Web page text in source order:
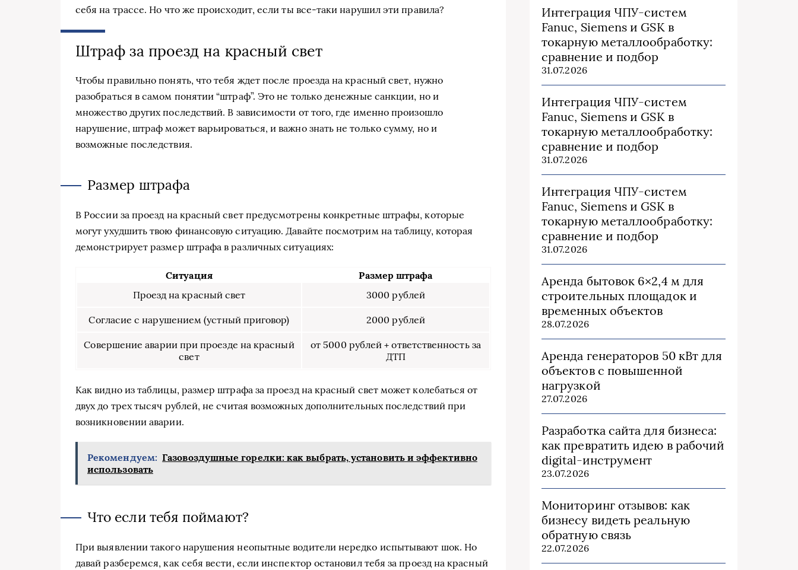
себя на трассе. Но что же происходит, если ты все-таки нарушил эти правила?
Штраф за проезд на красный свет
Чтобы правильно понять, что тебя ждет после проезда на красный свет, нужно
разобраться в самом понятии “штраф”. Это не только денежные санкции, но и
множество других последствий. В зависимости от того, где именно произошло
нарушение, штраф может варьироваться, и важно знать не только сумму, но и
возможные последствия.
Размер штрафа
В России за проезд на красный свет предусмотрены конкретные штрафы, которые
могут ухудшить твою финансовую ситуацию. Давайте посмотрим на таблицу, которая
демонстрирует размер штрафа в различных ситуациях:
Ситуация
Размер штрафа
Проезд на красный свет
3000 рублей
Согласие с нарушением (устный приговор) 2000 рублей
Совершение аварии при проезде на красный
свет
от 5000 рублей + ответственность за
ДТП
Как видно из таблицы, размер штрафа за проезд на красный свет может колебаться от
двух до трех тысяч рублей, не считая возможных дополнительных последствий при
возникновении аварии.
Рекомендуем: Газовоздушные горелки: как выбрать, установить и эффективно
использовать
Что если тебя поймают?
При выявлении такого нарушения неопытные водители нередко испытывают шок. Но
давай разберемся, как себя вести, если инспектор остановил тебя за проезд на красный
Интеграция ЧПУ-систем
Fanuc, Siemens и GSK в
токарную металлообработку:
сравнение и подбор
31.07.2026
Интеграция ЧПУ-систем
Fanuc, Siemens и GSK в
токарную металлообработку:
сравнение и подбор
31.07.2026
Интеграция ЧПУ-систем
Fanuc, Siemens и GSK в
токарную металлообработку:
сравнение и подбор
31.07.2026
Аренда бытовок 6×2,4 м для
строительных площадок и
временных объектов
28.07.2026
Аренда генераторов 50 кВт для
объектов с повышенной
нагрузкой
27.07.2026
Разработка сайта для бизнеса:
как превратить идею в рабочий
digital-инструмент
23.07.2026
Мониторинг отзывов: как
бизнесу видеть реальную
обратную связь
22.07.2026